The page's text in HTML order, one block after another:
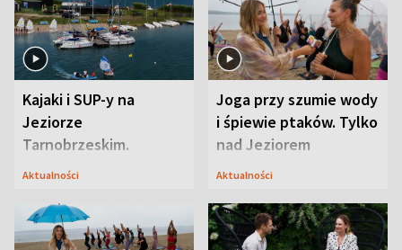
Kajaki i SUP-y na
Jeziorze
Tarnobrzeskim.
Przyrodnicy zwracają
Aktualności
Joga przy szumie wody
i śpiewie ptaków. Tylko
nad Jeziorem
Tarnobrzeskim
Aktualności